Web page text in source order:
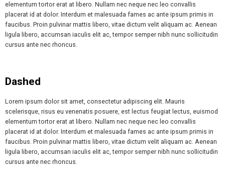
elementum tortor erat at libero. Nullam nec neque nec leo convallis
placerat id at dolor. Interdum et malesuada fames ac ante ipsum primis in
faucibus. Proin pulvinar mattis libero, vitae dictum velit aliquam ac. Aenean
ligula libero, accumsan iaculis elit ac, tempor semper nibh nunc sollicitudin
cursus ante nec rhoncus.
Dashed
Lorem ipsum dolor sit amet, consectetur adipiscing elit. Mauris
scelerisque, risus eu venenatis posuere, est lectus feugiat lectus, euismod
elementum tortor erat at libero. Nullam nec neque nec leo convallis
placerat id at dolor. Interdum et malesuada fames ac ante ipsum primis in
faucibus. Proin pulvinar mattis libero, vitae dictum velit aliquam ac. Aenean
ligula libero, accumsan iaculis elit ac, tempor semper nibh nunc sollicitudin
cursus ante nec rhoncus.